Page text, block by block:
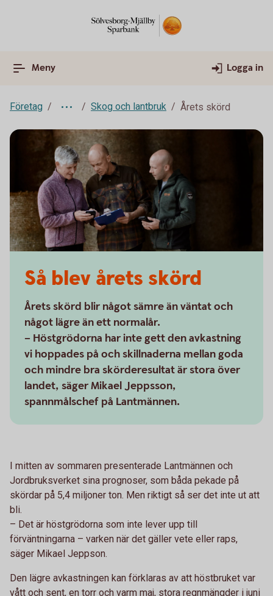
Meny Logga in
Företag Skog och lantbruk Årets skörd
Så blev årets skörd
Årets skörd blir något sämre än väntat och
något lägre än ett normalår.
– Höstgrödorna har inte gett den avkastning
vi hoppades på och skillnaderna mellan goda
och mindre bra skörderesultat är stora över
landet, säger Mikael Jeppsson,
spannmålschef på Lantmännen.
I mitten av sommaren presenterade Lantmännen och
Jordbruksverket sina prognoser, som båda pekade på
skördar på 5,4 miljoner ton. Men riktigt så ser det inte ut att
bli.
– Det är höstgrödorna som inte lever upp till
förväntningarna – varken när det gäller vete eller raps,
säger Mikael Jeppson.
Den lägre avkastningen kan förklaras av att höstbruket var
vått och sent, en torr och varm maj, stora regnmängder i juni